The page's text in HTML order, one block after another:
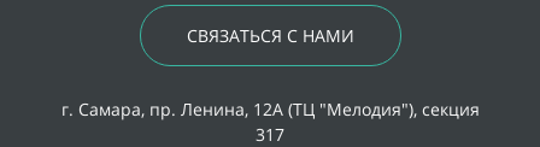
СВЯЗАТЬСЯ С НАМИ
г. Самара, пр. Ленина, 12А (ТЦ "Мелодия"), секция
317